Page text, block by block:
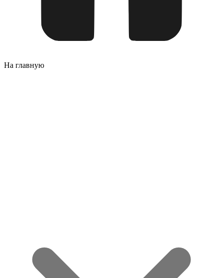
На главную